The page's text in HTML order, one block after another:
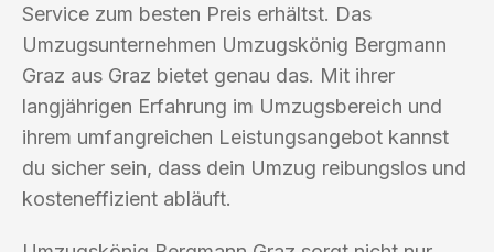
Service zum besten Preis erhältst. Das
Umzugsunternehmen Umzugskönig Bergmann
Graz aus Graz bietet genau das. Mit ihrer
langjährigen Erfahrung im Umzugsbereich und
ihrem umfangreichen Leistungsangebot kannst
du sicher sein, dass dein Umzug reibungslos und
kosteneffizient abläuft.